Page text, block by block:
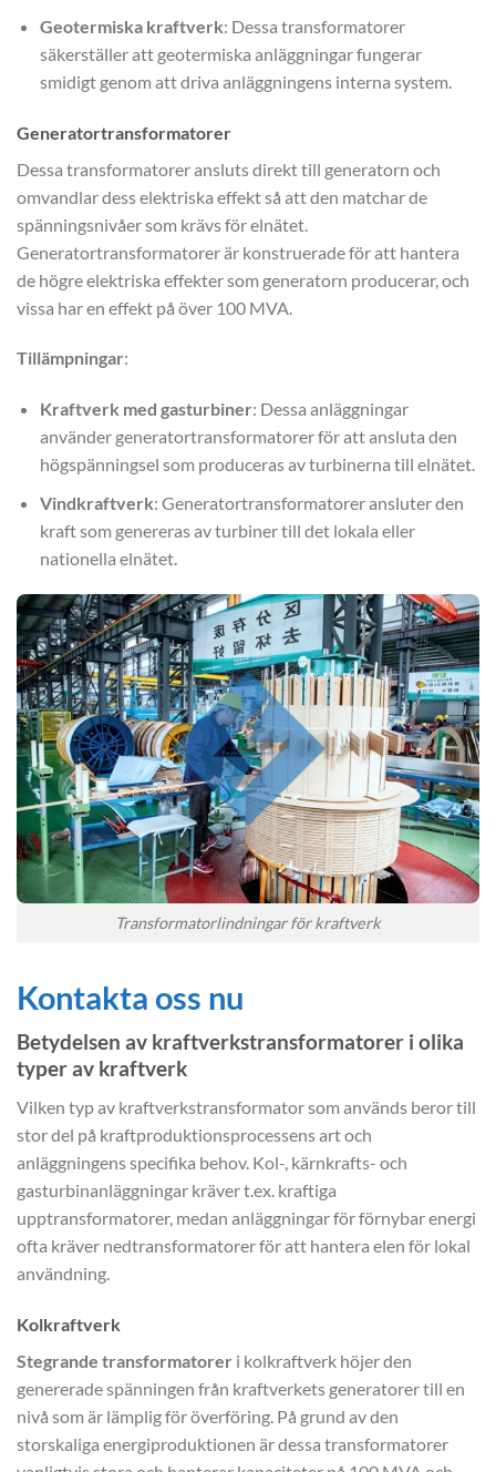
Geotermiska kraftverk: Dessa transformatorer
säkerställer att geotermiska anläggningar fungerar
smidigt genom att driva anläggningens interna system.
Generatortransformatorer
Dessa transformatorer ansluts direkt till generatorn och
omvandlar dess elektriska effekt så att den matchar de
spänningsnivåer som krävs för elnätet.
Generatortransformatorer är konstruerade för att hantera
de högre elektriska effekter som generatorn producerar, och
vissa har en effekt på över 100 MVA.
Tillämpningar:
Kraftverk med gasturbiner: Dessa anläggningar
använder generatortransformatorer för att ansluta den
högspänningsel som produceras av turbinerna till elnätet.
Vindkraftverk: Generatortransformatorer ansluter den
kraft som genereras av turbiner till det lokala eller
nationella elnätet.
Transformatorlindningar för kraftverk
Kontakta oss nu
Betydelsen av kraftverkstransformatorer i olika
typer av kraftverk
Vilken typ av kraftverkstransformator som används beror till
stor del på kraftproduktionsprocessens art och
anläggningens specifika behov. Kol-, kärnkrafts- och
gasturbinanläggningar kräver t.ex. kraftiga
upptransformatorer, medan anläggningar för förnybar energi
ofta kräver nedtransformatorer för att hantera elen för lokal
användning.
Kolkraftverk
Stegrande transformatorer i kolkraftverk höjer den
genererade spänningen från kraftverkets generatorer till en
nivå som är lämplig för överföring. På grund av den
storskaliga energiproduktionen är dessa transformatorer